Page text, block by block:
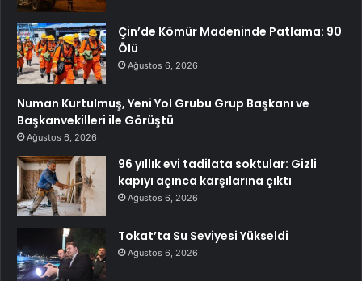
Çin’de Kömür Madeninde Patlama: 90
Ölü
Ağustos 6, 2026
Numan Kurtulmuş, Yeni Yol Grubu Grup Başkanı ve
Başkanvekilleri ile Görüştü
Ağustos 6, 2026
96 yıllık evi tadilata soktular: Gizli
kapıyı açınca karşılarına çıktı
Ağustos 6, 2026
Tokat’ta Su Seviyesi Yükseldi
Ağustos 6, 2026